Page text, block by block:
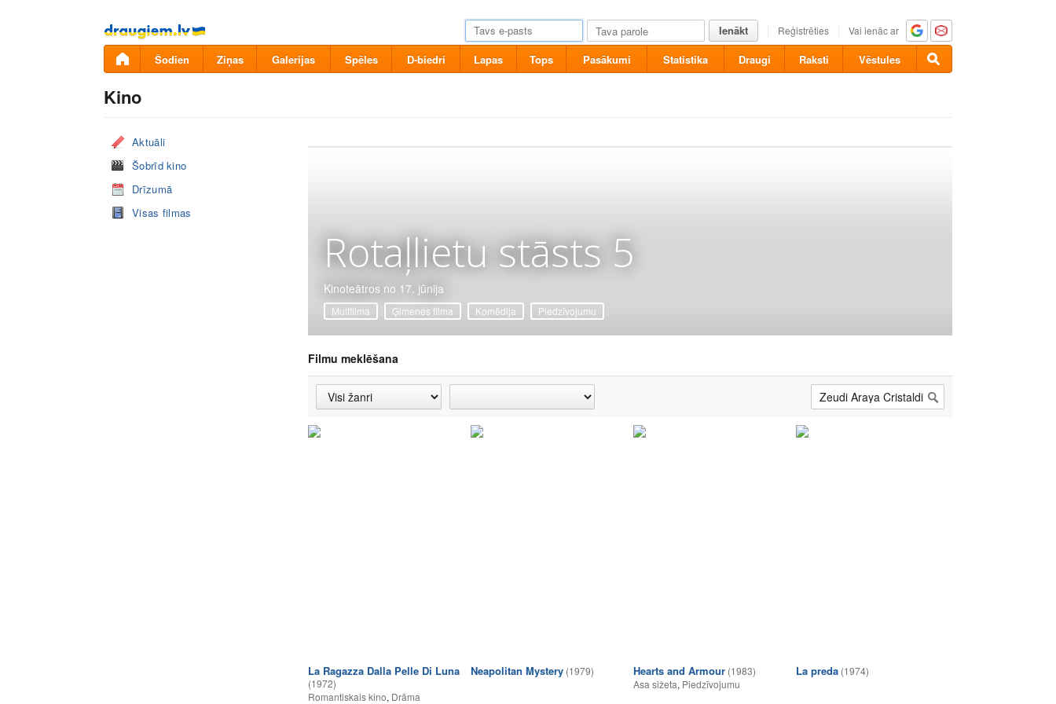
Pāriet
uz
saturu
Ienākt Reģistrēties Vai ienāc ar
Šodien Ziņas Galerijas Spēles D-biedri Lapas Tops Pasākumi Statistika Draugi Raksti Vēstules
Kino
Aktuāli
Šobrīd kino
Drīzumā
Visas filmas
Rotaļlietu stāsts 5
Kinoteātros no 17. jūnija
Multfilma Ģimenes filma Komēdija Piedzīvojumu
Filmu meklēšana
La Ragazza Dalla Pelle Di Luna
(1972)
Romantiskais kino, Drāma
Neapolitan Mystery (1979) Hearts and Armour (1983)
Asa sižeta, Piedzīvojumu
La preda (1974)